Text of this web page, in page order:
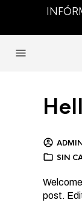
SIN
post.